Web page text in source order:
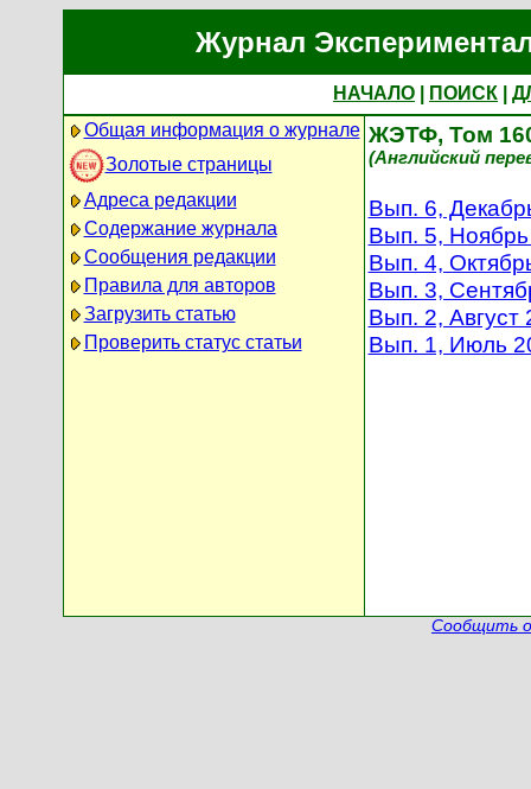
Журнал
НАЧАЛО ПОИСК
Общая информация о журнале
Золотые страницы
Адреса редакции
Содержание журнала
Сообщения редакции
Правила для авторов
Загрузить статью
Проверить статус статьи
ЖЭТФ, Том
(Английский
Вып. 6,
Вып. 5,
Вып. 4,
Вып. 3,
Вып. 2, Август
Вып. 1, Июль
Сообщить о